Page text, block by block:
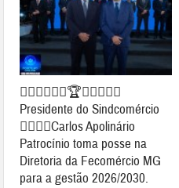
👉🏻🤝🤝✍🏻🏆🥇👏🏻👏🏻
Presidente do Sindcomércio
👉🏻👏🏻Carlos Apolinário
Patrocínio toma posse na
Diretoria da Fecomércio MG
para a gestão 2026/2030.